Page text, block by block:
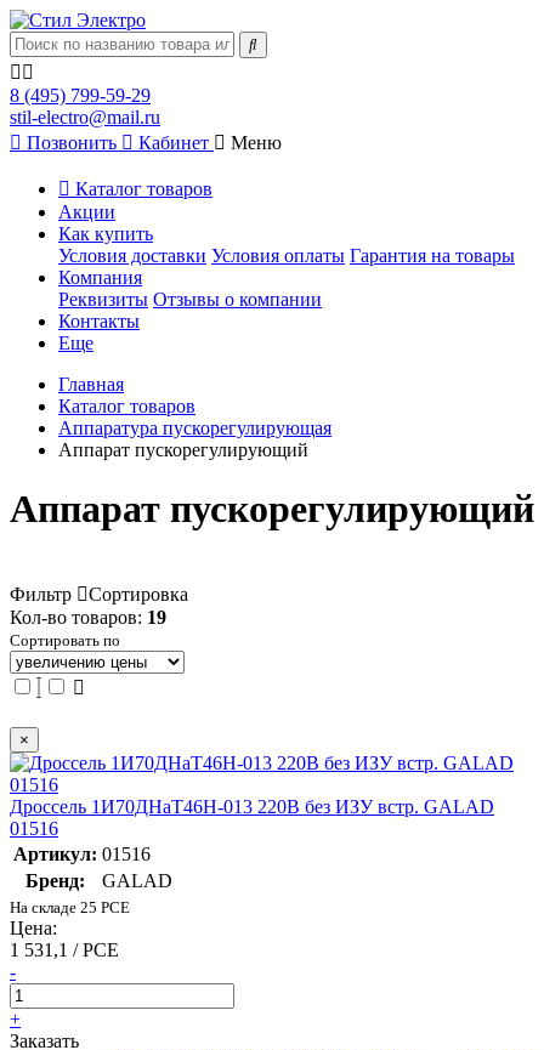
8 (495) 799-59-29
stil-electro@mail.ru
Позвонить
Кабинет Меню
Каталог товаров
Акции
Как купить
Условия доставки Условия оплаты Гарантия на товары
Компания
Реквизиты Отзывы о компании
Контакты
Еще
Главная
Каталог товаров
Аппаратура пускорегулирующая
Аппарат пускорегулирующий
Аппарат пускорегулирующий
Фильтр
Сортировка
Кол-во товаров: 19
Сортировать по
×
Дроссель 1И70ДНаТ46Н-013 220В без ИЗУ встр. GALAD
01516
Артикул: 01516
Бренд:
GALAD
На складе 25 PCE
Цена:
1 531,1 / PCE
-
+
Заказать